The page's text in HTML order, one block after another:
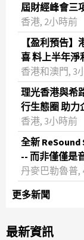
屆財經峰會三
香港, 2小時前
【盈利預告
喜 料上半年淨
香港和澳門, 3
理光香港與希
行生態圈 助力
香港, 3小時前
全新
-- 而非僅僅是
丹麥巴勒魯普,
更多新聞
最新資訊